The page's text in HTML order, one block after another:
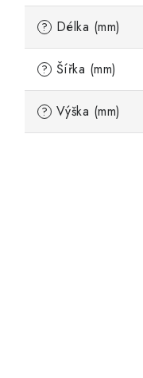
? Délka (mm)
? Šířka (mm)
? Výška (mm)